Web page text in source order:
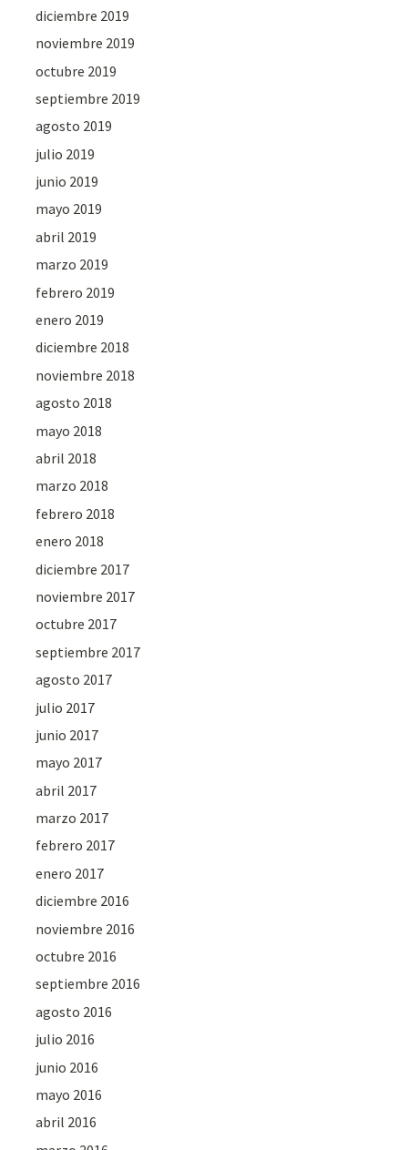
diciembre 2019
noviembre 2019
octubre 2019
septiembre 2019
agosto 2019
julio 2019
junio 2019
mayo 2019
abril 2019
marzo 2019
febrero 2019
enero 2019
diciembre 2018
noviembre 2018
agosto 2018
mayo 2018
abril 2018
marzo 2018
febrero 2018
enero 2018
diciembre 2017
noviembre 2017
octubre 2017
septiembre 2017
agosto 2017
julio 2017
junio 2017
mayo 2017
abril 2017
marzo 2017
febrero 2017
enero 2017
diciembre 2016
noviembre 2016
octubre 2016
septiembre 2016
agosto 2016
julio 2016
junio 2016
mayo 2016
abril 2016